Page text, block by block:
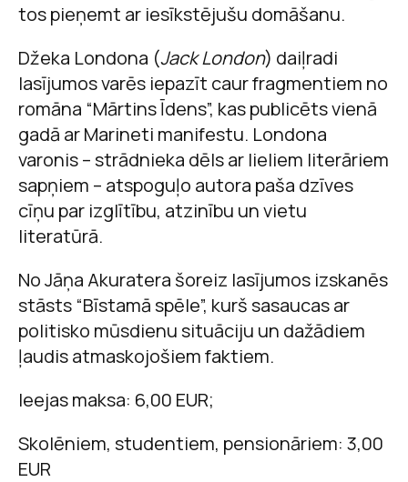
tos pieņemt ar iesīkstējušu domāšanu.
Džeka Londona (Jack London) daiļradi
lasījumos varēs iepazīt caur fragmentiem no
romāna “Mārtins Īdens”, kas publicēts vienā
gadā ar Marineti manifestu. Londona
varonis – strādnieka dēls ar lieliem literāriem
sapņiem – atspoguļo autora paša dzīves
cīņu par izglītību, atzinību un vietu
literatūrā.
No Jāņa Akuratera šoreiz lasījumos izskanēs
stāsts “Bīstamā spēle”, kurš sasaucas ar
politisko mūsdienu situāciju un dažādiem
ļaudis atmaskojošiem faktiem.
Ieejas maksa: 6,00 EUR;
Skolēniem, studentiem, pensionāriem: 3,00
EUR